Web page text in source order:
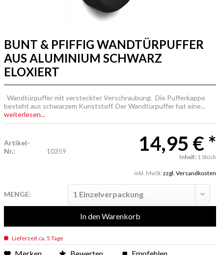
BUNT & PFIFFIG WANDTÜRPUFFER
AUS ALUMINIUM SCHWARZ
ELOXIERT
Wandtürpuffer mit versteckter Verschraubung. Die Pufferkappe
besteht aus schwarzem Kunststoff. Der Wandtürpuffer hat eine...
weiterlesen...
Artikel-
Nr.:
10359 14,95 € *
Inhalt: 1 Stück
inkl. MwSt. zzgl. Versandkosten
MENGE:
In denWarenkorb
Lieferzeit ca. 5 Tage